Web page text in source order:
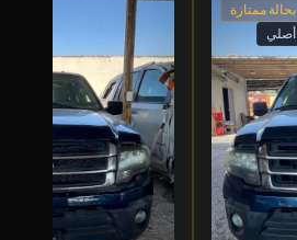
بحالة ممتازة
أصلي